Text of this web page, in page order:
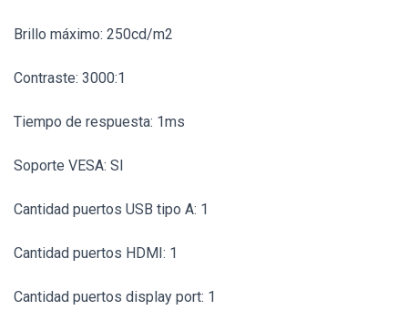
Brillo máximo: 250cd/m2
Contraste: 3000:1
Tiempo de respuesta: 1ms
Soporte VESA: SI
Cantidad puertos USB tipo A: 1
Cantidad puertos HDMI: 1
Cantidad puertos display port: 1